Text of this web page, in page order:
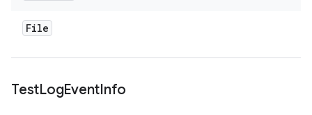
File
TestLogEventInfo